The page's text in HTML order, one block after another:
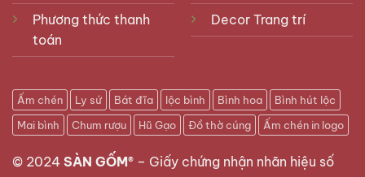
Phương thức thanh
toán
Decor Trang trí
Ấm chén Ly sứ Bát đĩa lộc bình Bình hoa
Bình hút lộc
Mai bình
Chum rượu Hũ Gạo Đồ thờ cúng Ấm chén in logo
© 2024 SÀN GỐM® – Giấy chứng nhận nhãn hiệu số